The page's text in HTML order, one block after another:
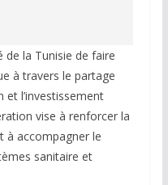
de la Tunisie de faire
à travers le partage
et l’investissement
vise à renforcer la
à accompagner le
sanitaire et